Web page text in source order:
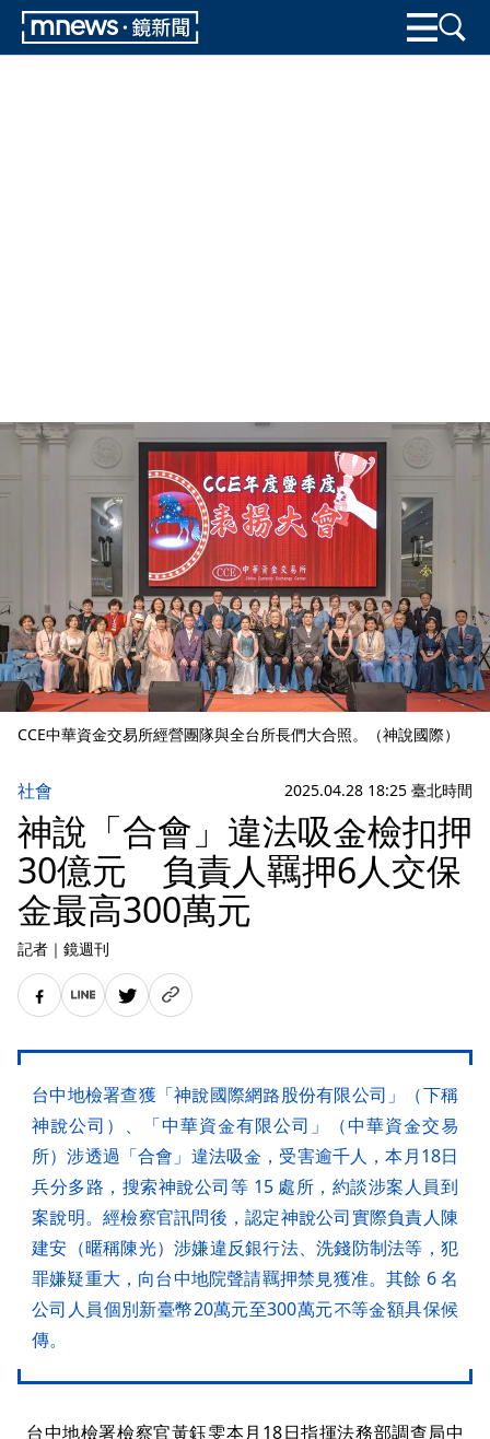
CCE中華資金交易所經營團隊與全台所長們大合照。（神說國際）
社會 2025.04.28 18:25 臺北時間
神說「合會」違法吸金檢扣押
30億元 負責人羈押6人交保
金最高300萬元
記者 ｜ 鏡週刊
台中地檢署查獲「神說國際網路股份有限公司」（下稱
神說公司）、「中華資金有限公司」（中華資金交易
所）涉透過「合會」違法吸金，受害逾千人，本月18日
兵分多路，搜索神說公司等 15 處所，約談涉案人員到
案說明。經檢察官訊問後，認定神說公司實際負責人陳
建安（暱稱陳光）涉嫌違反銀行法、洗錢防制法等，犯
罪嫌疑重大，向台中地院聲請羈押禁見獲准。其餘 6 名
公司人員個別新臺幣20萬元至300萬元不等金額具保候
傳。
台中地檢署檢察官黃鈺雯本月18日指揮法務部調查局中